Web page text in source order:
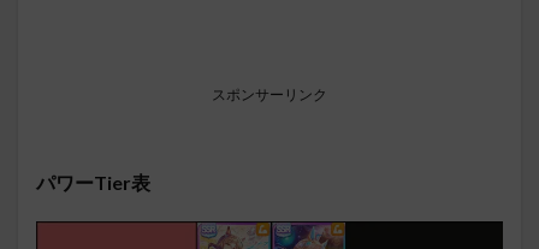
スポンサーリンク
パワーTier表